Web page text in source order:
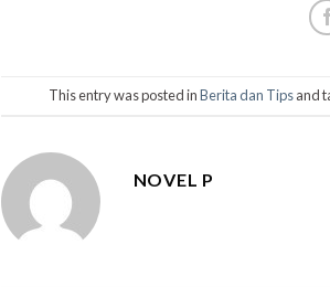
This entry was posted inBerita dan Tipsand
NOVEL P